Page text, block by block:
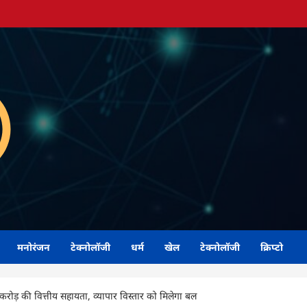
मनोरंजन टेक्नोलॉजी धर्म खेल टेक्नोलॉजी क्रिप्टो
की वित्तीय सहायता, व्यापार विस्तार को मिलेगा बल